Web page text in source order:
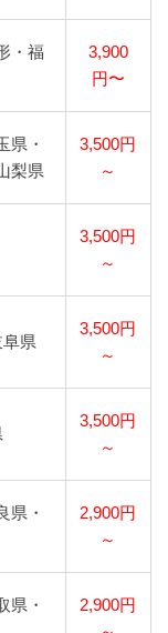
・福
3,900
円〜
県・
梨県
3,500円
～
3,500円
～
県
3,500円
～
3,500円
～
県・
2,900円
～
県・
2,900円